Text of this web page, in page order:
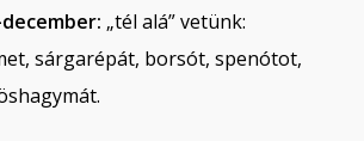
„tél alá” vetünk:
sárgarépát, borsót, spenótot,